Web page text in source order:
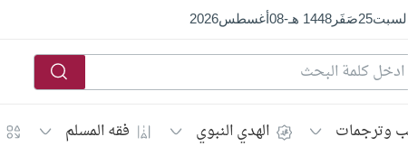
25صَفَر1448 هـ -
08أغسطس2026
وترجمات الهدي النبوي فقه المسلم